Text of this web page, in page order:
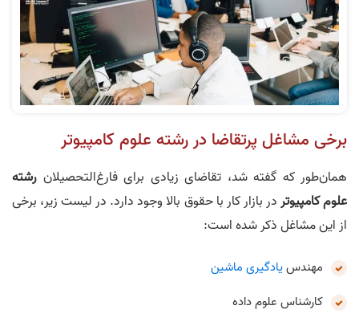
برخی مشاغل پرتقاضا در رشته علوم کامپیوتر
همان‌طور که گفته شد، تقاضای زیادی برای فارغ‌التحصیلان رشته
علوم کامپیوتردر بازار کار با حقوق بالا وجود دارد. در لیست زیر، برخی
از این مشاغل ذکر شده است:
مهندسیادگیری ماشین
کارشناس علوم داده